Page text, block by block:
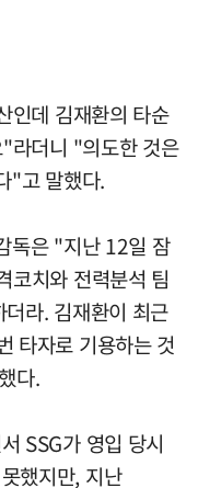
인데 김재환의 타순
라더니 "의도한 것은
"고 말했다.
독은 "지난 12일 잠
코치와 전력분석 팀
라. 김재환이 최근
타자로 기용하는 것
다.
SSG가 영입 당시
했지만, 지난